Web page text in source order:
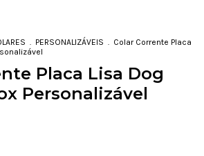
. PERSONALIZÁVEIS . Colar Corrente Placa
Placa Lisa Dog
Personalizável